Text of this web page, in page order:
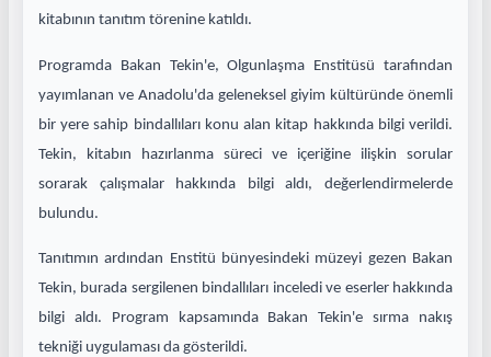
kitabının tanıtım törenine katıldı.
Programda Bakan Tekin'e, Olgunlaşma Enstitüsü tarafından
yayımlanan ve Anadolu'da geleneksel giyim kültüründe önemli
bir yere sahip bindallıları konu alan kitap hakkında bilgi verildi.
Tekin, kitabın hazırlanma süreci ve içeriğine ilişkin sorular
sorarak çalışmalar hakkında bilgi aldı, değerlendirmelerde
bulundu.
Tanıtımın ardından Enstitü bünyesindeki müzeyi gezen Bakan
Tekin, burada sergilenen bindallıları inceledi ve eserler hakkında
bilgi aldı. Program kapsamında Bakan Tekin'e sırma nakış
tekniği uygulaması da gösterildi.